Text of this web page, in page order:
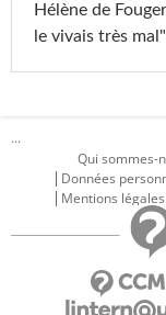
Hélène de
le vivais très mal"
...
Qui sommes-
Données
Mentions légales